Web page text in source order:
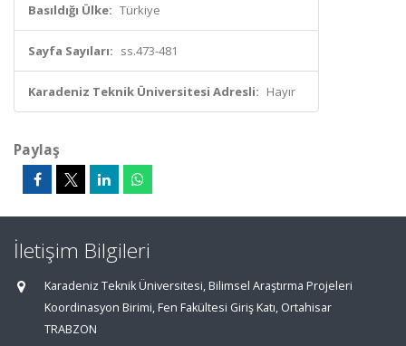
Basıldığı Ülke: Türkiye
Sayfa Sayıları: ss.473-481
Karadeniz Teknik Üniversitesi Adresli: Hayır
Paylaş
İletişim Bilgileri
Karadeniz Teknik Üniversitesi, Bilimsel Araştırma Projeleri
Koordinasyon Birimi, Fen Fakültesi Giriş Katı, Ortahisar
TRABZON